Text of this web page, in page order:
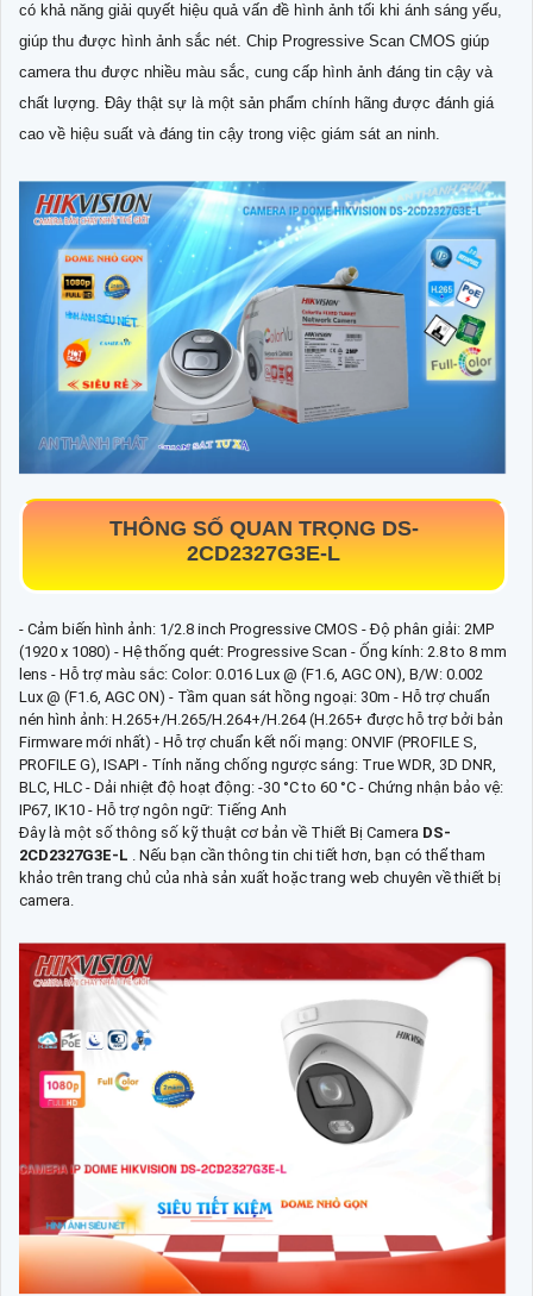
có khả năng giải quyết hiệu quả vấn đề hình ảnh tối khi ánh sáng yếu,
giúp thu được hình ảnh sắc nét. Chip Progressive Scan CMOS giúp
camera thu được nhiều màu sắc, cung cấp hình ảnh đáng tin cậy và
chất lượng. Đây thật sự là một sản phẩm chính hãng được đánh giá
cao về hiệu suất và đáng tin cậy trong việc giám sát an ninh.
THÔNG SỐ QUAN TRỌNG DS-
2CD2327G3E-L
- Cảm biến hình ảnh: 1/2.8 inch Progressive CMOS - Độ phân giải: 2MP
(1920 x 1080) - Hệ thống quét: Progressive Scan - Ống kính: 2.8 to 8 mm
lens - Hỗ trợ màu sắc: Color: 0.016 Lux @ (F1.6, AGC ON), B/W: 0.002
Lux @ (F1.6, AGC ON) - Tầm quan sát hồng ngoại: 30m - Hỗ trợ chuẩn
nén hình ảnh: H.265+/H.265/H.264+/H.264 (H.265+ được hỗ trợ bởi bản
Firmware mới nhất) - Hỗ trợ chuẩn kết nối mạng: ONVIF (PROFILE S,
PROFILE G), ISAPI - Tính năng chống ngược sáng: True WDR, 3D DNR,
BLC, HLC - Dải nhiệt độ hoạt động: -30 °C to 60 °C - Chứng nhận bảo vệ:
IP67, IK10 - Hỗ trợ ngôn ngữ: Tiếng Anh
Đây là một số thông số kỹ thuật cơ bản về Thiết Bị Camera DS-
2CD2327G3E-L
. Nếu bạn cần thông tin chi tiết hơn, bạn có thể tham
khảo trên trang chủ của nhà sản xuất hoặc trang web chuyên về thiết bị
camera.